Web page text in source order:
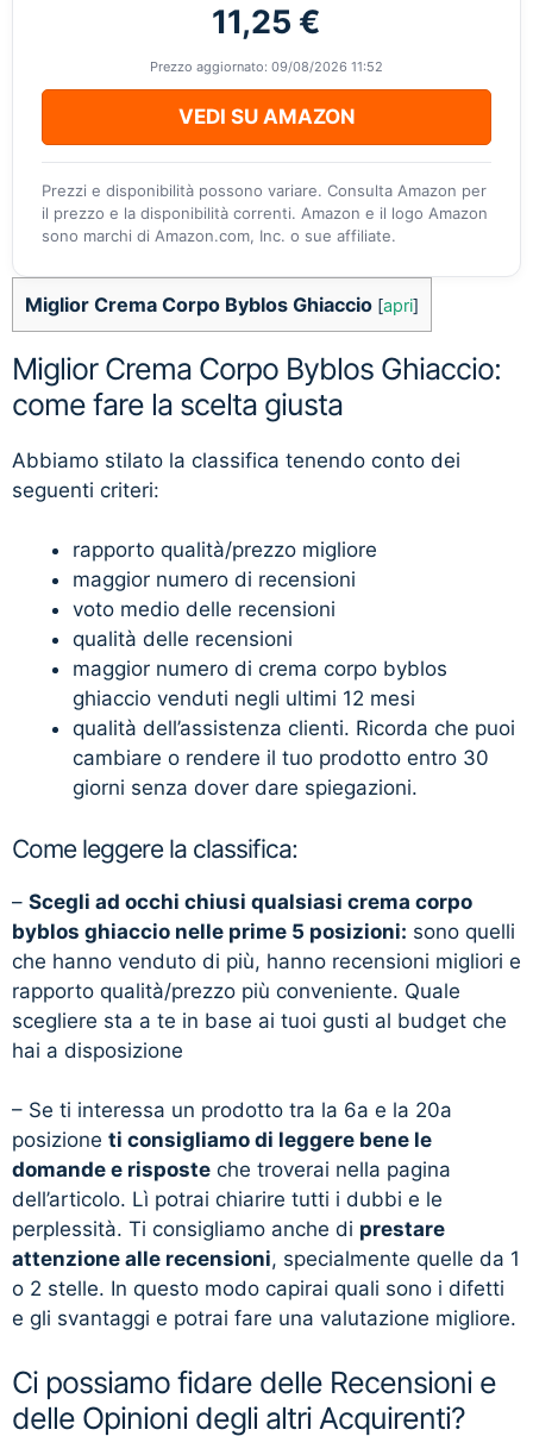
11,25 €
Prezzo aggiornato: 09/08/2026 11:52
VEDI SU AMAZON
Prezzi e disponibilità possono variare. Consulta Amazon per
il prezzo e la disponibilità correnti. Amazon e il logo Amazon
sono marchi di Amazon.com, Inc. o sue affiliate.
Miglior Crema Corpo Byblos Ghiaccio [apri]
Miglior Crema Corpo Byblos Ghiaccio:
come fare la scelta giusta
Abbiamo stilato la classifica tenendo conto dei
seguenti criteri:
rapporto qualità/prezzo migliore
maggior numero di recensioni
voto medio delle recensioni
qualità delle recensioni
maggior numero di crema corpo byblos
ghiaccio venduti negli ultimi 12 mesi
qualità dell’assistenza clienti. Ricorda che puoi
cambiare o rendere il tuo prodotto entro 30
giorni senza dover dare spiegazioni.
Come leggere la classifica:
– Scegli ad occhi chiusi qualsiasi crema corpo
byblos ghiaccio nelle prime 5 posizioni: sono quelli
che hanno venduto di più, hanno recensioni migliori e
rapporto qualità/prezzo più conveniente. Quale
scegliere sta a te in base ai tuoi gusti al budget che
hai a disposizione
– Se ti interessa un prodotto tra la 6a e la 20a
posizione ti consigliamo di leggere bene le
domande e risposte che troverai nella pagina
dell’articolo. Lì potrai chiarire tutti i dubbi e le
perplessità. Ti consigliamo anche di prestare
attenzione alle recensioni, specialmente quelle da 1
o 2 stelle. In questo modo capirai quali sono i difetti
e gli svantaggi e potrai fare una valutazione migliore.
Ci possiamo fidare delle Recensioni e
delle Opinioni degli altri Acquirenti?